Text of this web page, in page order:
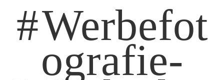
Werbefot
ografie-